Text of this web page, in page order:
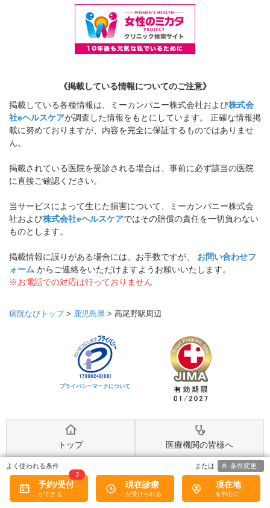
《掲載している情報についてのご注意》
掲載している各種情報は、ミーカンパニー株式会社および株式会
社eヘルスケアが調査した情報をもとにしています。 正確な情報掲
載に努めておりますが、内容を完全に保証するものではありませ
ん。
掲載されている医院を受診される場合は、事前に必ず該当の医院
に直接ご確認ください。
当サービスによって生じた損害について、ミーカンパニー株式会
社および株式会社eヘルスケアではその賠償の責任を一切負わない
ものとします。
掲載情報に誤りがある場合には、お手数ですが、 お問い合わせフ
ォーム からご連絡をいただけますようお願いいたします。
※お電話での対応は行っておりません
病院なびトップ> 鹿児島県 > 高尾野駅周辺
プライバシーマークについて
トップ 医療機関の皆様へ
MediQA 病院なびについて
予約/受付
3
現在診療 現在地
条件変更